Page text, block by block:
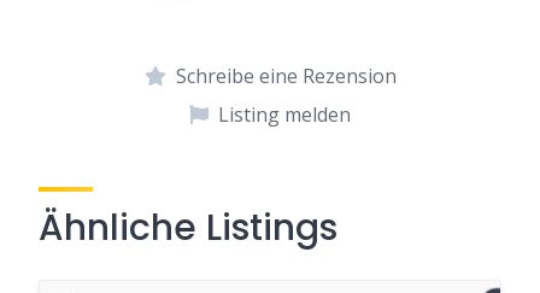
Schreibe eine Rezension
Listing melden
Ähnliche Listings